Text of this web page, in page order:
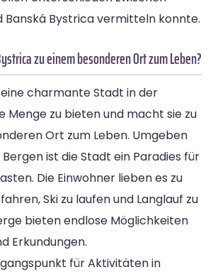
Banská Bystrica vermitteln konnte.
zu einem besonderen Ort zum Leben?
charmante Stadt in der
Menge zu bieten und macht sie zu
Ort zum Leben. Umgeben
ist die Stadt ein Paradies für
Die Einwohner lieben es zu
Ski zu laufen und Langlauf zu
bieten endlose Möglichkeiten
Erkundungen.
für Aktivitäten in